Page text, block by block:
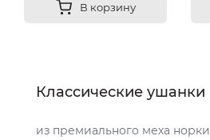
В корзину
Классические ушанки
из премиального меха норки